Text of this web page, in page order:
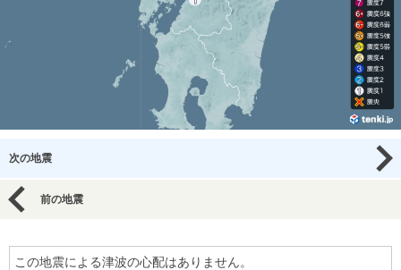
次の地震
前の地震
この地震による津波の心配はありません。